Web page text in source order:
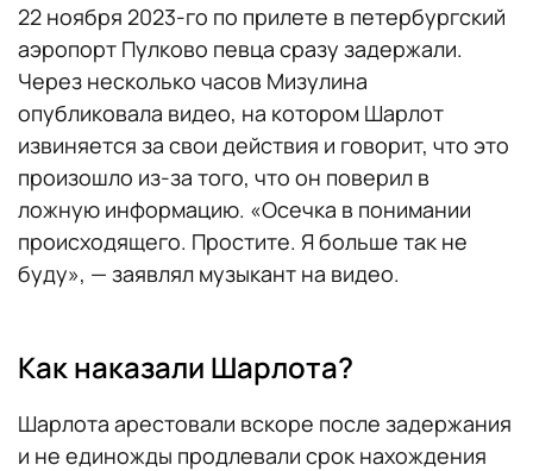
22 ноября 2023-го по прилете в петербургский
аэропорт Пулково певца сразу задержали.
Через несколько часов Мизулина
опубликовала видео, на котором Шарлот
извиняется за свои действия и говорит, что это
произошло из-за того, что он поверил в
ложную информацию. «Осечка в понимании
происходящего. Простите. Я больше так не
буду», — заявлял музыкант на видео.
Как наказали Шарлота?
Шарлота арестовали вскоре после задержания
и не единожды продлевали срок нахождения